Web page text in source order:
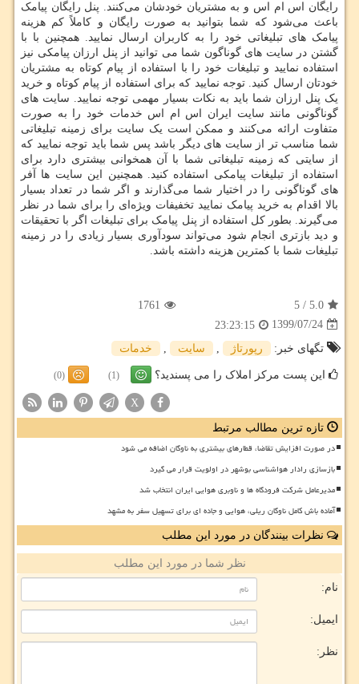
رایگان اس ام اس و به مشتریان خودشان می‌کنند‌. پنل رایگان پیامک
باعث می‌شود که شما بتوانید به صورت رایگان و کاملاً کم‌ هزینه
پیامک ‌های تبلیغاتی خود را به کاربران ارسال نمایید. همچنین با با
گشتن در سایت ‌های گوناگون شما می توانید از پنل ارزان پیامکی نیز
استفاده نمایید و تبلیغات خود را با استفاده از پیام کوتاه به مشتریان
خودتان ارسال کنید. توجه نمایید که برای استفاده از پیام کوتاه و خرید
یک پنل ارزان شما باید به نکات بسیار مهمی توجه نمایید. سایت‌ های
گوناگونی مانند سایت ایران اس ام اس خدمات خود را به صورت
متفاوت ارائه می‌کنند و ممکن است یک سایت برای زمینه تبلیغاتی
شما مناسب ‌تر از سایت های دیگر باشد پس شما باید توجه نمایید که
از سایتی که زمینه تبلیغاتی شما با آن همخوانی بیشتری دارد برای
استفاده از تبلیغات پیامکی استفاده کنید. همچنین این سایت‌ ها آفر
های گوناگونی را در اختیار شما می‌گذارند و اگر شما در تعداد بسیار
بالا اقدام به خرید پیامک نمایید تخفیفات ویژه‌ای را برای شما در نظر
می‌گیرند. بطور کل استفاده از پنل پیامک برای تبلیغات اگر با تحقیقات
و دید بازتری انجام شود می‌تواند سودآوری بسیار زیادی را در زمینه
تبلیغات شما با کمترین هزینه داشته باشد.
5.0
/
5
1761
1399/07/24
23:23:15
تگهای خبر:
رپورتاژ , سایت , خدمات
این پست مرکز املاک را می پسندید؟ (1)
(0)
X
تازه ترین مطالب مرتبط
در صورت افزایش تقاضا، قطارهای بیشتری به ناوگان اضافه می شود
بازسازی رادار هواشناسی بوشهر در اولویت قرار می گیرد
مدیرعامل شرکت فرودگاه ها و ناوبری هوایی ایران انتخاب شد
آماده باش کامل ناوگان ریلی، هوایی و جاده ای برای تسهیل سفر به مشهد
نظرات بینندگان در مورد این مطلب
نظر شما در مورد این مطلب
نام:
ایمیل:
نظر: